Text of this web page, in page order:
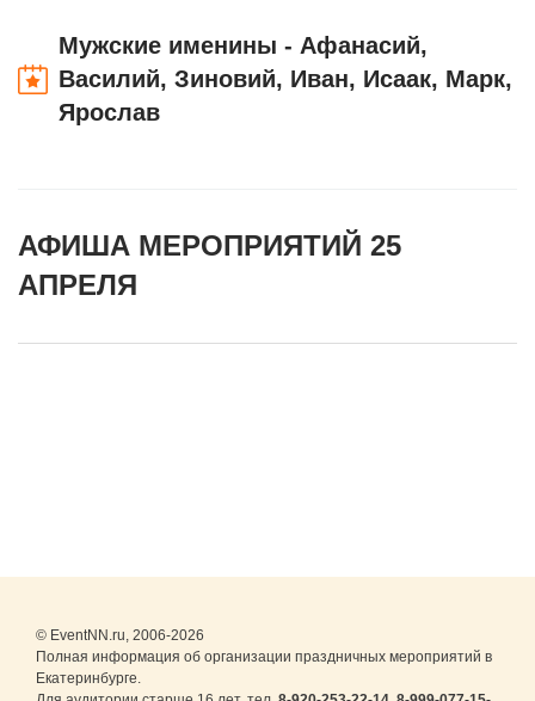
Мужские именины - Афанасий,
Василий, Зиновий, Иван, Исаак, Марк,
Ярослав
АФИША МЕРОПРИЯТИЙ 25
АПРЕЛЯ
© EventNN.ru, 2006-2026
Полная информация об организации праздничных мероприятий в
Екатеринбурге.